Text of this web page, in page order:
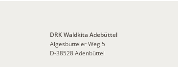
DRK Waldkita Adebüttel
Algesbütteler Weg 5
D-38528 Adenbüttel